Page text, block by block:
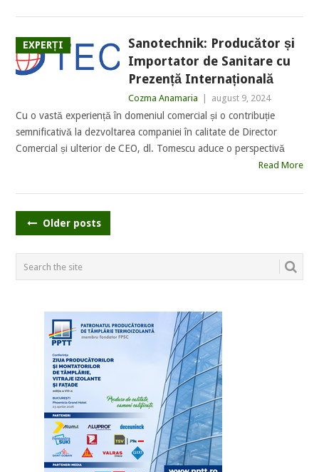
EXPERȚI
Sanotechnik: Producător și
Importator de Sanitare cu
Prezență Internațională
Cozma Anamaria august 9, 2024
Cu o vastă experiență în domeniul comercial și o contribuție
semnificativă la dezvoltarea companiei în calitate de Director
Comercial și ulterior de CEO, dl. Tomescu aduce o perspectivă
Read More
POSTS
Older posts